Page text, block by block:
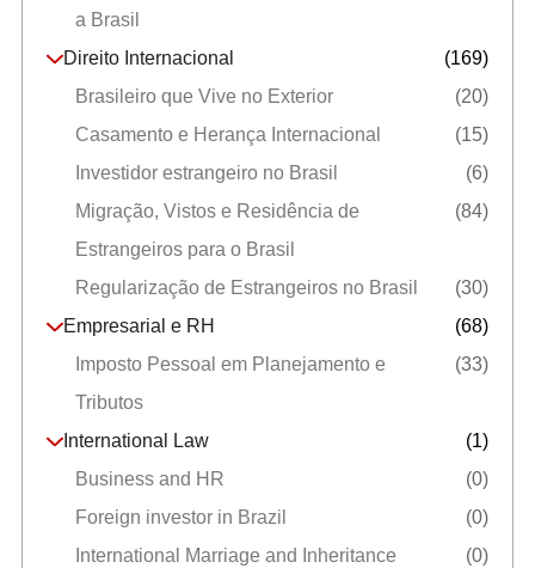
a Brasil
Direito Internacional
(169)
Brasileiro que Vive no Exterior
(20)
Casamento e Herança Internacional
(15)
Investidor estrangeiro no Brasil
(6)
Migração, Vistos e Residência de
Estrangeiros para o Brasil
(84)
Regularização de Estrangeiros no Brasil
(30)
Empresarial e RH
(68)
Imposto Pessoal em Planejamento e
Tributos
(33)
International Law
(1)
Business and HR
(0)
Foreign investor in Brazil
(0)
International Marriage and Inheritance
(0)